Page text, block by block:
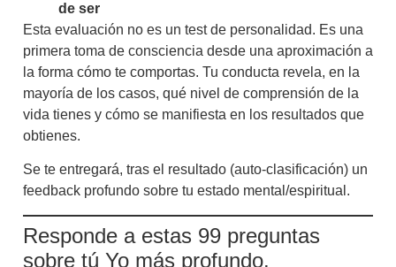
de ser
Esta evaluación no es un test de personalidad. Es una
primera toma de consciencia desde una aproximación a
la forma cómo te comportas. Tu conducta revela, en la
mayoría de los casos, qué nivel de comprensión de la
vida tienes y cómo se manifiesta en los resultados que
obtienes.
Se te entregará, tras el resultado (auto-clasificación) un
feedback profundo sobre tu estado mental/espiritual.
Responde a estas 99 preguntas
sobre tú Yo más profundo.